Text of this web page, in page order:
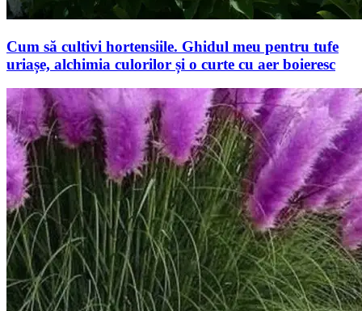
Cum să cultivi hortensiile. Ghidul meu pentru tufe
uriașe, alchimia culorilor și o curte cu aer boieresc